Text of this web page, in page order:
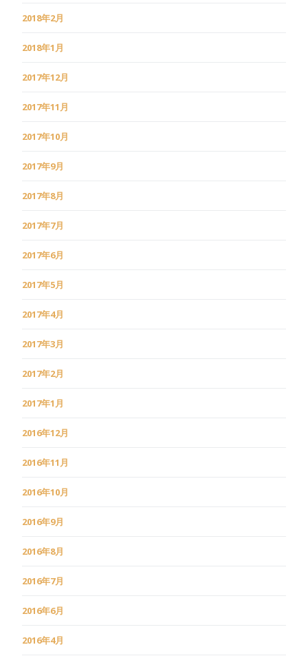
2018年2月
2018年1月
2017年12月
2017年11月
2017年10月
2017年9月
2017年8月
2017年7月
2017年6月
2017年5月
2017年4月
2017年3月
2017年2月
2017年1月
2016年12月
2016年11月
2016年10月
2016年9月
2016年8月
2016年7月
2016年6月
2016年4月